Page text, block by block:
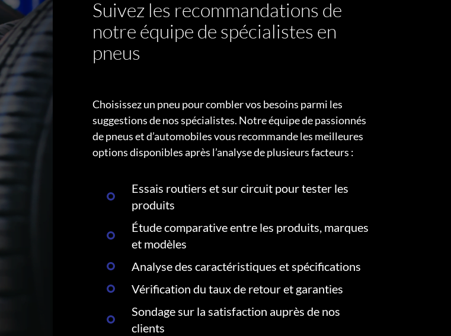
Suivez les recommandations de
notre équipe de spécialistes en
pneus
Choisissez un pneu pour combler vos besoins parmi les
suggestions de nos spécialistes. Notre équipe de passionnés
de pneus et d’automobiles vous recommande les meilleures
options disponibles après l’analyse de plusieurs facteurs :
Essais routiers et sur circuit pour tester les
produits
Étude comparative entre les produits, marques
et modèles
Analyse des caractéristiques et spécifications
Vérification du taux de retour et garanties
Sondage sur la satisfaction auprès de nos
clients